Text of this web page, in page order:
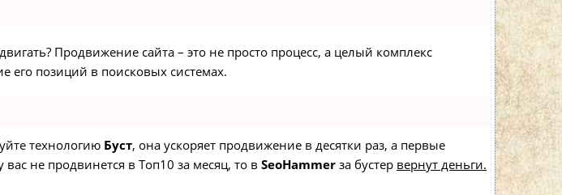
Продвижение сайта – это не просто процесс, а целый комплекс
позиций в поисковых системах.
технологию Буст, она ускоряет продвижение в десятки раз, а первые
не продвинется в Топ10 за месяц, то в SeoHammer за бустер вернут деньги.